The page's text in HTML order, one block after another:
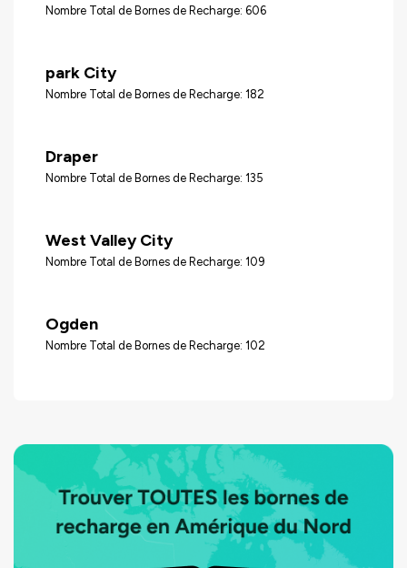
Nombre Total de Bornes de Recharge: 606
park City
Nombre Total de Bornes de Recharge: 182
Draper
Nombre Total de Bornes de Recharge: 135
West Valley City
Nombre Total de Bornes de Recharge: 109
Ogden
Nombre Total de Bornes de Recharge: 102